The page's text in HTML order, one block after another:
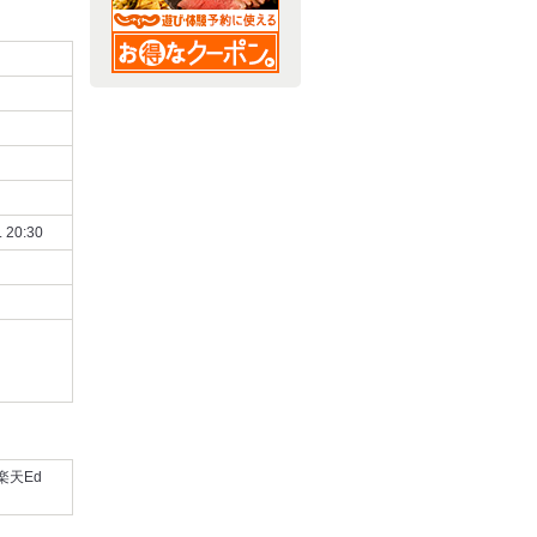
20:30
天Ed